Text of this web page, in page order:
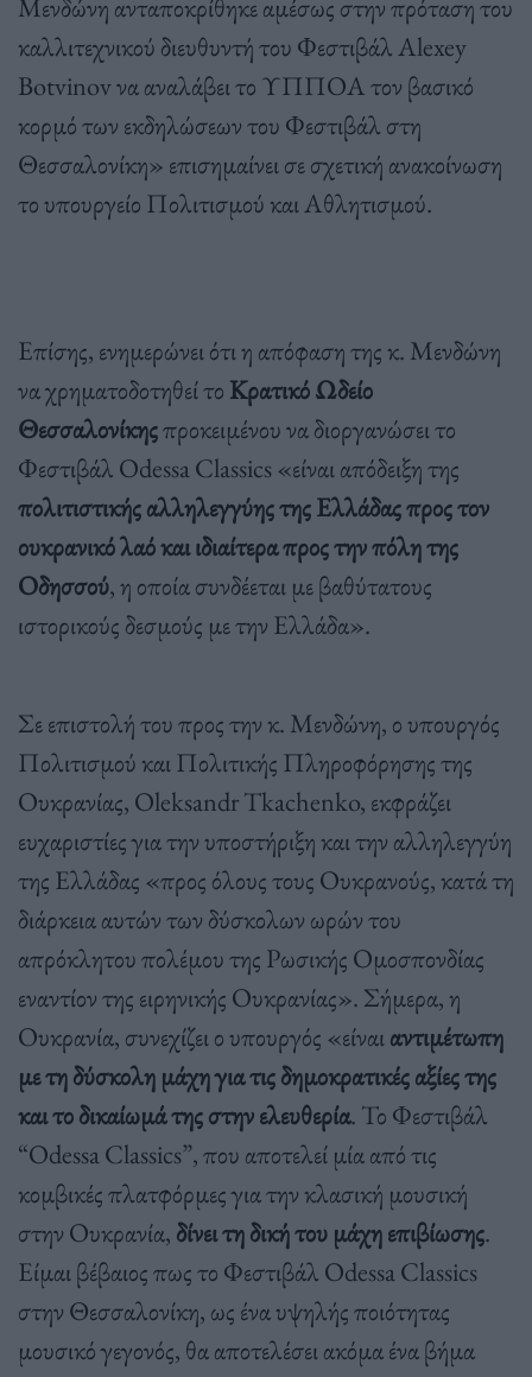
καλλιτεχνικού διευθυντή του Φεστιβάλ Alexey
Botvinov να αναλάβει το ΥΠΠΟΑ τον βασικό
κορμό των εκδηλώσεων του Φεστιβάλ στη
Θεσσαλονίκη» επισημαίνει σε σχετική ανακοίνωση
το υπουργείο Πολιτισμού και Αθλητισμού.
Επίσης, ενημερώνει ότι η απόφαση της κ. Μενδώνη
να χρηματοδοτηθεί το Κρατικό Ωδείο
Θεσσαλονίκηςπροκειμένου να διοργανώσει το
Φεστιβάλ Odessa Classics «είναι απόδειξη της
πολιτιστικής αλληλεγγύης της Ελλάδας προς τον
ουκρανικό λαό και ιδιαίτερα προς την πόλη της
Οδησσού, η οποία συνδέεται με βαθύτατους
ιστορικούς δεσμούς με την Ελλάδα».
Σε επιστολή του προς την κ. Μενδώνη, ο υπουργός
Πολιτισμού και Πολιτικής Πληροφόρησης της
Ουκρανίας, Oleksandr Tkachenko, εκφράζει
ευχαριστίες για την υποστήριξη και την αλληλεγγύη
της Ελλάδας «προς όλους τους Ουκρανούς, κατά τη
διάρκεια αυτών των δύσκολων ωρών του
απρόκλητου πολέμου της Ρωσικής Ομοσπονδίας
εναντίον της ειρηνικής Ουκρανίας». Σήμερα, η
Ουκρανία, συνεχίζει ο υπουργός «είναιαντιμέτωπη
με τη δύσκολη μάχη για τις δημοκρατικές αξίες της
και το δικαίωμά της στην ελευθερία. Το Φεστιβάλ
“Odessa Classics”, που αποτελεί μία από τις
κομβικές πλατφόρμες για την κλασική μουσική
στην Ουκρανία, δίνει τη δική του μάχη επιβίωσης.
Είμαι βέβαιος πως το Φεστιβάλ Odessa Classics
στην Θεσσαλονίκη, ως ένα υψηλής ποιότητας
μουσικό γεγονός, θα αποτελέσει ακόμα ένα βήμα